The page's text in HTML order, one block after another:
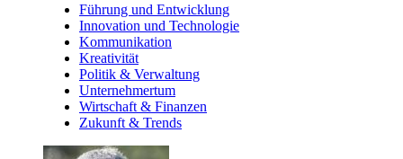
Führung und Entwicklung
Innovation und Technologie
Kommunikation
Kreativität
Politik & Verwaltung
Unternehmertum
Wirtschaft & Finanzen
Zukunft & Trends